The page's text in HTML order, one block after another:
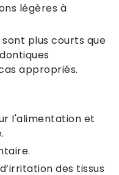
légères à
plus courts que
appropriés.
l'alimentation et
des tissus